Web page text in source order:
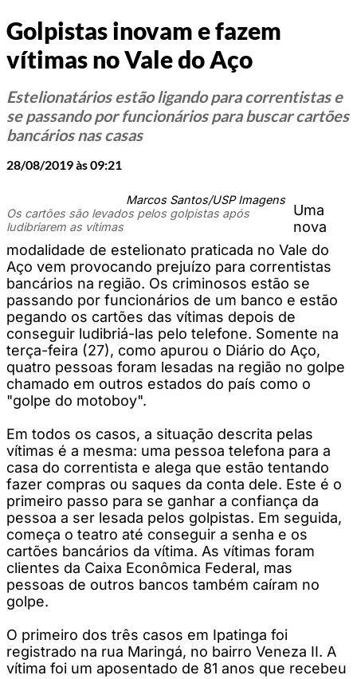
Golpistas inovam e fazem
vítimas no Vale do Aço
Estelionatários estão ligando para correntistas e
se passando por funcionários para buscar cartões
bancários nas casas
28/08/2019 às 09:21
Marcos Santos/USP Imagens
Os cartões são levados pelos golpistas após
ludibriarem as vítimas
Uma
nova
modalidade de estelionato praticada no Vale do
Aço vem provocando prejuízo para correntistas
bancários na região. Os criminosos estão se
passando por funcionários de um banco e estão
pegando os cartões das vítimas depois de
conseguir ludibriá-las pelo telefone. Somente na
terça-feira (27), como apurou o Diário do Aço,
quatro pessoas foram lesadas na região no golpe
chamado em outros estados do país como o
"golpe do motoboy".
Em todos os casos, a situação descrita pelas
vítimas é a mesma: uma pessoa telefona para a
casa do correntista e alega que estão tentando
fazer compras ou saques da conta dele. Este é o
primeiro passo para se ganhar a confiança da
pessoa a ser lesada pelos golpistas. Em seguida,
começa o teatro até conseguir a senha e os
cartões bancários da vítima. As vítimas foram
clientes da Caixa Econômica Federal, mas
pessoas de outros bancos também caíram no
golpe.
O primeiro dos três casos em Ipatinga foi
registrado na rua Maringá, no bairro Veneza II. A
vítima foi um aposentado de 81 anos que recebeu